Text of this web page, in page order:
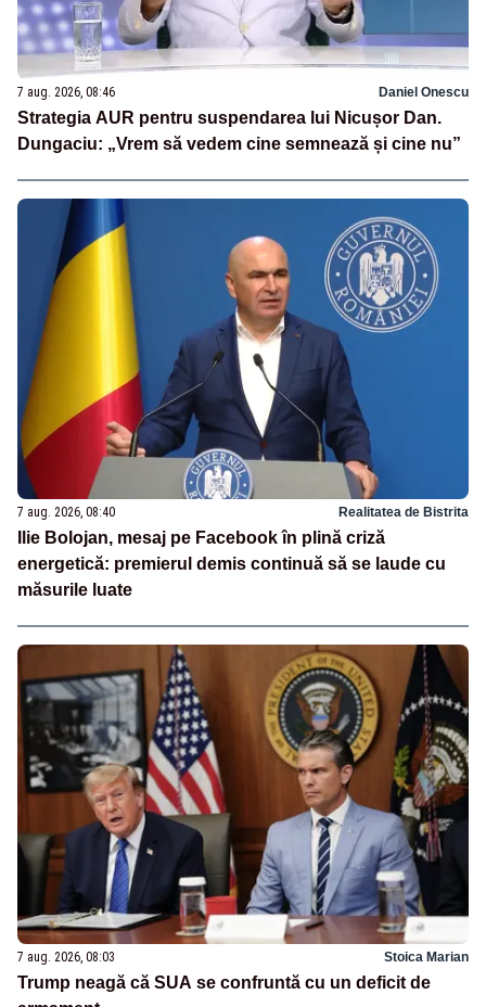
7 aug. 2026, 08:46 Daniel Onescu
Strategia AUR pentru suspendarea lui Nicușor Dan.
Dungaciu: „Vrem să vedem cine semnează și cine nu”
7 aug. 2026, 08:40 Realitatea de Bistrita
Ilie Bolojan, mesaj pe Facebook în plină criză
energetică: premierul demis continuă să se laude cu
măsurile luate
7 aug. 2026, 08:03 Stoica Marian
Trump neagă că SUA se confruntă cu un deficit de